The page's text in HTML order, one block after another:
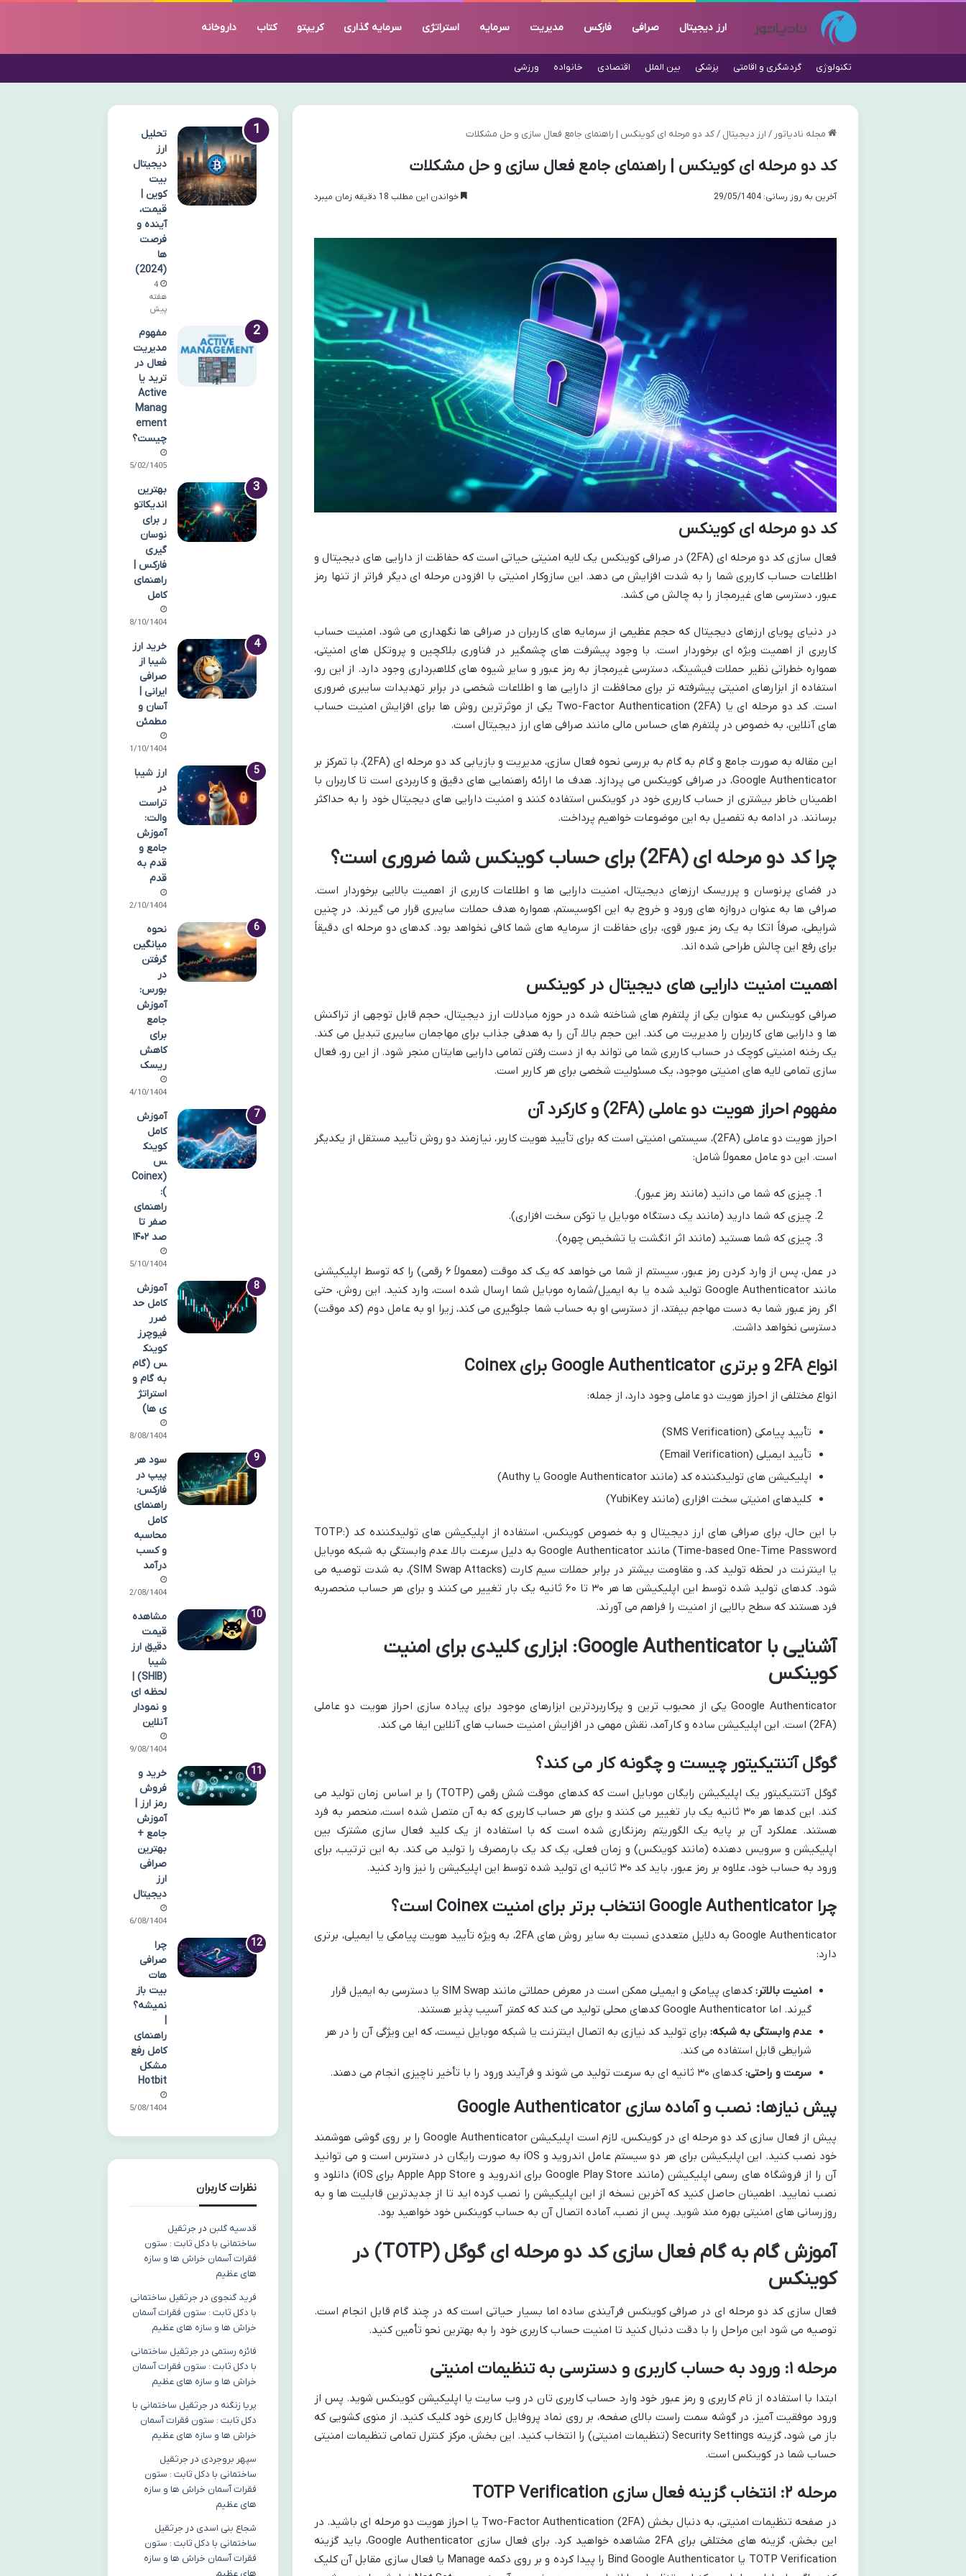
ارز دیجیتال صرافی فارکس مدیریت سرمایه استراتژی سرمایه گذاری کریپتو کتاب داروخانه
تکنولوژی گردشگری و اقامتی پزشکی بین الملل اقتصادی خانواده ورزشی
مجله نادیاتور / ارز دیجیتال / کد دو مرحله ای کوینکس | راهنمای جامع فعال سازی و حل مشکلات
کد دو مرحله ای کوینکس | راهنمای جامع فعال سازی و حل مشکلات
آخرین به روز رسانی: 29/05/1404 خواندن این مطلب 18 دقیقه زمان میبرد
کد دو مرحله ای کوینکس
فعال سازی کد دو مرحله ای (2FA) در صرافی کوینکس یک لایه امنیتی حیاتی است که حفاظت از دارایی های دیجیتال و
اطلاعات حساب کاربری شما را به شدت افزایش می دهد. این سازوکار امنیتی با افزودن مرحله ای دیگر فراتر از تنها رمز
عبور، دسترسی های غیرمجاز را به چالش می کشد.
در دنیای پویای ارزهای دیجیتال که حجم عظیمی از سرمایه های کاربران در صرافی ها نگهداری می شود، امنیت حساب
کاربری از اهمیت ویژه ای برخوردار است. با وجود پیشرفت های چشمگیر در فناوری بلاکچین و پروتکل های امنیتی،
همواره خطراتی نظیر حملات فیشینگ، دسترسی غیرمجاز به رمز عبور و سایر شیوه های کلاهبرداری وجود دارد. از این رو،
استفاده از ابزارهای امنیتی پیشرفته تر برای محافظت از دارایی ها و اطلاعات شخصی در برابر تهدیدات سایبری ضروری
است. کد دو مرحله ای یا Two-Factor Authentication (2FA) یکی از موثرترین روش ها برای افزایش امنیت حساب
های آنلاین، به خصوص در پلتفرم های حساس مالی مانند صرافی های ارز دیجیتال است.
این مقاله به صورت جامع و گام به گام به بررسی نحوه فعال سازی، مدیریت و بازیابی کد دو مرحله ای (2FA)، با تمرکز بر
Google Authenticator، در صرافی کوینکس می پردازد. هدف ما ارائه راهنمایی های دقیق و کاربردی است تا کاربران با
اطمینان خاطر بیشتری از حساب کاربری خود در کوینکس استفاده کنند و امنیت دارایی های دیجیتال خود را به حداکثر
برسانند. در ادامه به تفصیل به این موضوعات خواهیم پرداخت.
چرا کد دو مرحله ای (2FA) برای حساب کوینکس شما ضروری است؟
در فضای پرنوسان و پرریسک ارزهای دیجیتال، امنیت دارایی ها و اطلاعات کاربری از اهمیت بالایی برخوردار است.
صرافی ها به عنوان دروازه های ورود و خروج به این اکوسیستم، همواره هدف حملات سایبری قرار می گیرند. در چنین
شرایطی، صرفاً اتکا به یک رمز عبور قوی، برای حفاظت از سرمایه های شما کافی نخواهد بود. کدهای دو مرحله ای دقیقاً
برای رفع این چالش طراحی شده اند.
اهمیت امنیت دارایی های دیجیتال در کوینکس
صرافی کوینکس به عنوان یکی از پلتفرم های شناخته شده در حوزه مبادلات ارز دیجیتال، حجم قابل توجهی از تراکنش
ها و دارایی های کاربران را مدیریت می کند. این حجم بالا، آن را به هدفی جذاب برای مهاجمان سایبری تبدیل می کند.
یک رخنه امنیتی کوچک در حساب کاربری شما می تواند به از دست رفتن تمامی دارایی هایتان منجر شود. از این رو، فعال
سازی تمامی لایه های امنیتی موجود، یک مسئولیت شخصی برای هر کاربر است.
مفهوم احراز هویت دو عاملی (2FA) و کارکرد آن
احراز هویت دو عاملی (2FA)، سیستمی امنیتی است که برای تأیید هویت کاربر، نیازمند دو روش تأیید مستقل از یکدیگر
است. این دو عامل معمولاً شامل:
چیزی که شما می دانید (مانند رمز عبور).
چیزی که شما دارید (مانند یک دستگاه موبایل یا توکن سخت افزاری).
چیزی که شما هستید (مانند اثر انگشت یا تشخیص چهره).
در عمل، پس از وارد کردن رمز عبور، سیستم از شما می خواهد که یک کد موقت (معمولاً ۶ رقمی) را که توسط اپلیکیشنی
مانند Google Authenticator تولید شده یا به ایمیل/شماره موبایل شما ارسال شده است، وارد کنید. این روش، حتی
اگر رمز عبور شما به دست مهاجم بیفتد، از دسترسی او به حساب شما جلوگیری می کند، زیرا او به عامل دوم (کد موقت)
دسترسی نخواهد داشت.
انواع 2FA و برتری Google Authenticator برای Coinex
انواع مختلفی از احراز هویت دو عاملی وجود دارد، از جمله:
تأیید پیامکی (SMS Verification)
تأیید ایمیلی (Email Verification)
اپلیکیشن های تولیدکننده کد (مانند Google Authenticator یا Authy)
کلیدهای امنیتی سخت افزاری (مانند YubiKey)
با این حال، برای صرافی های ارز دیجیتال و به خصوص کوینکس، استفاده از اپلیکیشن های تولیدکننده کد (TOTP:
Time-based One-Time Password) مانند Google Authenticator به دلیل سرعت بالا، عدم وابستگی به شبکه موبایل
یا اینترنت در لحظه تولید کد، و مقاومت بیشتر در برابر حملات سیم کارت (SIM Swap Attacks)، به شدت توصیه می
شود. کدهای تولید شده توسط این اپلیکیشن ها هر ۳۰ تا ۶۰ ثانیه یک بار تغییر می کنند و برای هر حساب منحصربه
فرد هستند که سطح بالایی از امنیت را فراهم می آورند.
آشنایی با Google Authenticator: ابزاری کلیدی برای امنیت
کوینکس
Google Authenticator یکی از محبوب ترین و پرکاربردترین ابزارهای موجود برای پیاده سازی احراز هویت دو عاملی
(2FA) است. این اپلیکیشن ساده و کارآمد، نقش مهمی در افزایش امنیت حساب های آنلاین ایفا می کند.
گوگل آتنتیکیتور چیست و چگونه کار می کند؟
گوگل آتنتیکیتور یک اپلیکیشن رایگان موبایل است که کدهای موقت شش رقمی (TOTP) را بر اساس زمان تولید می
کند. این کدها هر ۳۰ ثانیه یک بار تغییر می کنند و برای هر حساب کاربری که به آن متصل شده است، منحصر به فرد
هستند. عملکرد آن بر پایه یک الگوریتم رمزنگاری شده است که با استفاده از یک کلید فعال سازی مشترک بین
اپلیکیشن و سرویس دهنده (مانند کوینکس) و زمان فعلی، یک کد یک بارمصرف را تولید می کند. به این ترتیب، برای
ورود به حساب خود، علاوه بر رمز عبور، باید کد ۳۰ ثانیه ای تولید شده توسط این اپلیکیشن را نیز وارد کنید.
چرا Google Authenticator انتخاب برتر برای امنیت Coinex است؟
Google Authenticator به دلایل متعددی نسبت به سایر روش های 2FA، به ویژه تأیید هویت پیامکی یا ایمیلی، برتری
دارد:
امنیت بالاتر:
کدهای پیامکی و ایمیلی ممکن است در معرض حملاتی مانند SIM Swap یا دسترسی به ایمیل قرار
گیرند. اما Google Authenticator کدهای محلی تولید می کند که کمتر آسیب پذیر هستند.
عدم وابستگی به شبکه: برای تولید کد نیازی به اتصال اینترنت یا شبکه موبایل نیست، که این ویژگی آن را در هر
شرایطی قابل استفاده می کند.
سرعت و راحتی: کدهای ۳۰ ثانیه ای به سرعت تولید می شوند و فرآیند ورود را با تأخیر ناچیزی انجام می دهند.
پیش نیازها: نصب و آماده سازی Google Authenticator
پیش از فعال سازی کد دو مرحله ای در کوینکس، لازم است اپلیکیشن Google Authenticator را بر روی گوشی هوشمند
خود نصب کنید. این اپلیکیشن برای هر دو سیستم عامل اندروید و iOS به صورت رایگان در دسترس است و می توانید
آن را از فروشگاه های رسمی اپلیکیشن (مانند Google Play Store برای اندروید و Apple App Store برای iOS) دانلود و
نصب نمایید. اطمینان حاصل کنید که آخرین نسخه از این اپلیکیشن را نصب کرده اید تا از جدیدترین قابلیت ها و به
روزرسانی های امنیتی بهره مند شوید. پس از نصب، آماده اتصال آن به حساب کوینکس خود خواهید بود.
آموزش گام به گام فعال سازی کد دو مرحله ای گوگل (TOTP) در
کوینکس
فعال سازی کد دو مرحله ای در صرافی کوینکس فرآیندی ساده اما بسیار حیاتی است که در چند گام قابل انجام است.
توصیه می شود این مراحل را با دقت دنبال کنید تا امنیت حساب کاربری خود را به بهترین نحو تأمین کنید.
مرحله ۱: ورود به حساب کاربری و دسترسی به تنظیمات امنیتی
ابتدا با استفاده از نام کاربری و رمز عبور خود وارد حساب کاربری تان در وب سایت یا اپلیکیشن کوینکس شوید. پس از
ورود موفقیت آمیز، در گوشه سمت راست بالای صفحه، بر روی نماد پروفایل کاربری خود کلیک کنید. از منوی کشویی که
باز می شود، گزینه Security Settings (تنظیمات امنیتی) را انتخاب کنید. این بخش، مرکز کنترل تمامی تنظیمات امنیتی
حساب شما در کوینکس است.
مرحله ۲: انتخاب گزینه فعال سازی TOTP Verification
در صفحه تنظیمات امنیتی، به دنبال بخش Two-Factor Authentication (2FA) یا احراز هویت دو مرحله ای باشید. در
این بخش، گزینه های مختلفی برای 2FA مشاهده خواهید کرد. برای فعال سازی Google Authenticator، باید گزینه
TOTP Verification یا Bind Google Authenticator را پیدا کرده و بر روی دکمه Manage یا فعال سازی مقابل آن کلیک
تحلیل
ارز
دیجیتال
بیت
کوین |
قیمت،
آینده و
فرصت
ها
(2024)
4
هفته
پیش
مفهوم
مدیریت
فعال در
ترید یا
Active
Manag
ement
چیست؟
15/02/1405
بهترین
اندیکاتو
ر برای
نوسان
گیری
فارکس |
راهنمای
کامل
08/10/1404
خرید ارز
شیبا از
صرافی
ایرانی |
آسان و
مطمئن
11/10/1404
ارز شیبا
در
تراست
والت:
آموزش
جامع و
قدم به
قدم
12/10/1404
نحوه
میانگین
گرفتن
در
بورس:
آموزش
جامع
برای
کاهش
ریسک
14/10/1404
آموزش
کامل
کوینک
س
(Coinex
):
راهنمای
صفر تا
صد ۱۴۰۲
15/10/1404
آموزش
کامل حد
ضرر
فیوچرز
کوینک
س (گام
به گام و
استراتژ
ی ها)
18/08/1404
سود هر
پیپ در
فارکس:
راهنمای
کامل
محاسبه
و کسب
درآمد
12/08/1404
مشاهده
قیمت
دقیق ارز
شیبا
(SHIB) |
لحظه ای
و نمودار
آنلاین
09/08/1404
خرید و
فروش
رمز ارز |
آموزش
جامع +
بهترین
صرافی
ارز
دیجیتال
06/08/1404
چرا
صرافی
هات
بیت باز
نمیشه؟
|
راهنمای
کامل رفع
مشکل
Hotbit
05/08/1404
نظرات کاربران
قدسیه گلبن در جرثقیل
ساختمانی با دکل ثابت : ستون
فقرات آسمان خراش ها و سازه
های عظیم
فرید گنجوی در جرثقیل ساختمانی
با دکل ثابت : ستون فقرات آسمان
خراش ها و سازه های عظیم
فائزه رستمی در جرثقیل ساختمانی
با دکل ثابت : ستون فقرات آسمان
خراش ها و سازه های عظیم
پریا زنگنه در جرثقیل ساختمانی با
دکل ثابت : ستون فقرات آسمان
خراش ها و سازه های عظیم
سپهر بروجردی در جرثقیل
ساختمانی با دکل ثابت : ستون
فقرات آسمان خراش ها و سازه
های عظیم
شجاع بنی اسدی در جرثقیل
ساختمانی با دکل ثابت : ستون
فقرات آسمان خراش ها و سازه
های عظیم